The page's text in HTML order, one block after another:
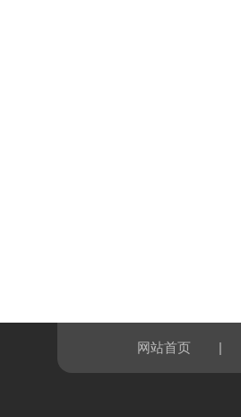
网站首页 |